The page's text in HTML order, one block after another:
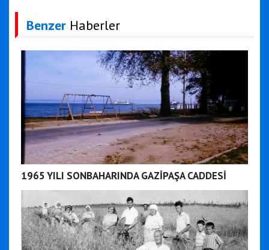
Benzer Haberler
1965 YILI SONBAHARINDA GAZİPAŞA CADDESİ